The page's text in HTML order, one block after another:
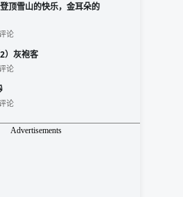
登顶雪山的快乐，金耳朵的
论
）灰袍客
论
论
Advertisements